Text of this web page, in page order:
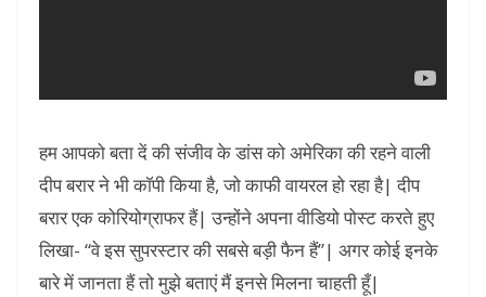
हम आपको बता दें की संजीव के डांस को अमेरिका की रहने वाली
दीप बरार ने भी कॉपी किया है, जो काफी वायरल हो रहा है| दीप
बरार एक कोरियोग्राफर हैं| उन्होंने अपना वीडियो पोस्ट करते हुए
लिखा- “वे इस सुपरस्टार की सबसे बड़ी फैन हैं”| अगर कोई इनके
बारे में जानता हैं तो मुझे बताएं मैं इनसे मिलना चाहती हूँ|